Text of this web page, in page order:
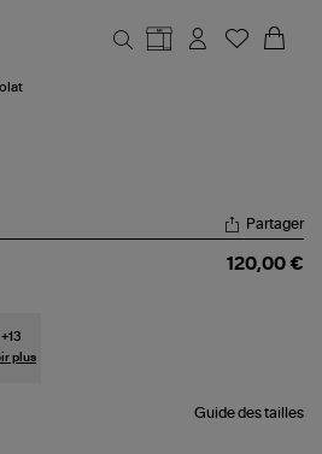
Partager
120,00 €
+13
plus
Guide des tailles